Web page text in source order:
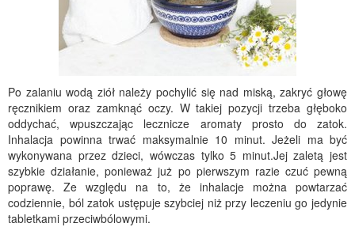
Po zalaniu wodą ziół należy pochylić się nad miską, zakryć głowę
ręcznikiem oraz zamknąć oczy. W takiej pozycji trzeba głęboko
oddychać, wpuszczając lecznicze aromaty prosto do zatok.
Inhalacja powinna trwać maksymalnie 10 minut. Jeżeli ma być
wykonywana przez dzieci, wówczas tylko 5 minut.Jej zaletą jest
szybkie działanie, ponieważ już po pierwszym razie czuć pewną
poprawę. Ze względu na to, że inhalacje można powtarzać
codziennie, ból zatok ustępuje szybciej niż przy leczeniu go jedynie
tabletkami przeciwbólowymi.